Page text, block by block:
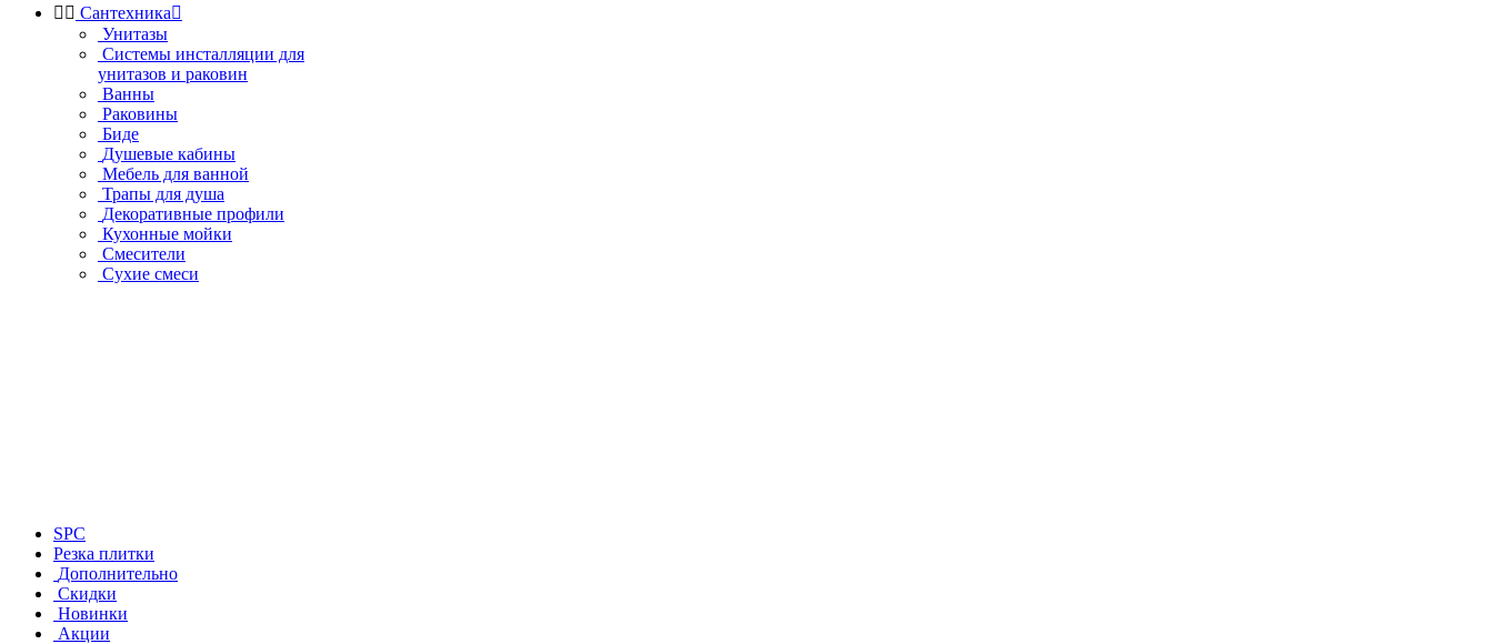
  Сантехника
Унитазы
Системы инсталляции для
унитазов и раковин
Ванны
Раковины
Биде
Душевые кабины
Мебель для ванной
Трапы для душа
Декоративные профили
Кухонные мойки
Смесители
Сухие смеси
SPC
Резка плитки
Дополнительно
Скидки
Новинки
Акции